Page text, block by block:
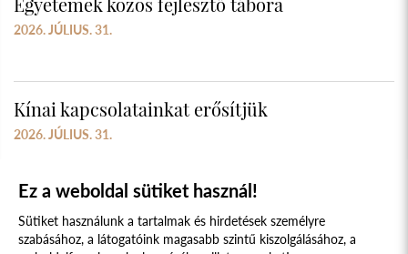
2026. JÚLIUS. 31.
Kínai kapcsolatainkat erősítjük
2026. JÚLIUS. 31.
Ez a weboldal sütiket használ!
Sütiket használunk a tartalmak és hirdetések személyre
szabásához, a látogatóink magasabb szintű kiszolgálásához, a